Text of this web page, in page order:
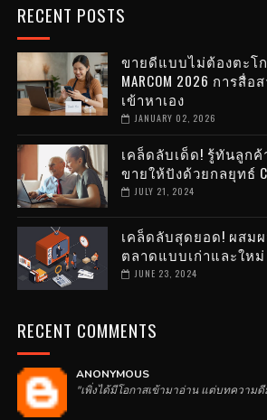
RECENT POSTS
ขายดีแบบไม่ต้องตะโ
MARCOM 2026 การสื่
เข้าหาเอง
JANUARY 02, 2026
เคล็ดลับเด็ด! รู้ทันลูก
ขายให้ปังด้วยกลยุทธ์
JULY 21, 2024
เคล็ดลับสุดยอด! ผสม
ตลาดแบบเก่าและให
JUNE 23, 2024
RECENT COMMENTS
ANONYMOUS
"เพิ่งได้มีโอกาสเข้ามาอ่าน แต่บทความดี